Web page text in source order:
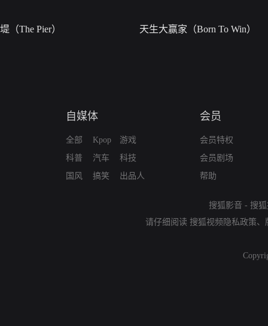
堤（The Pier） 天生大赢家（Born To Win）
自媒体
全部
科普
国风
Kpop
汽车
搞笑
游戏
科技
出品人
会员
会员特权
会员剧场
帮助
搜狐影音 - 搜
请仔细阅读 搜狐视频隐私政策、